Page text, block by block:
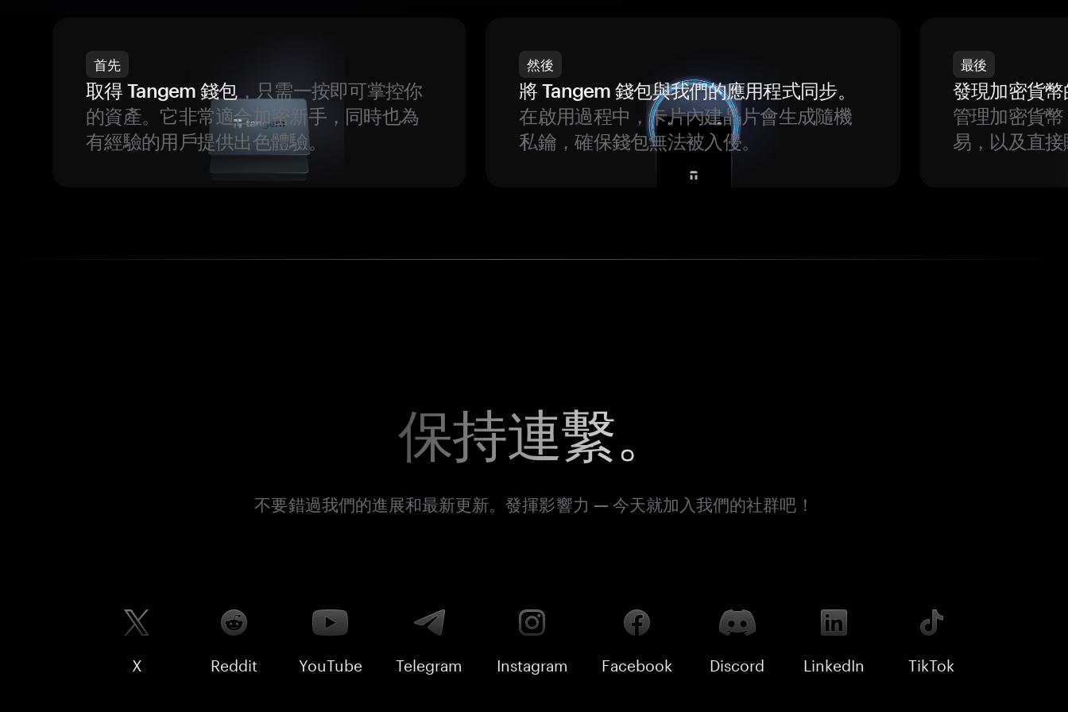
首先
取得 Tangem 錢包，只需一按即可掌控你
的資產。它非常適合加密新手，同時也為
有經驗的用戶提供出色體驗。
然後
將 Tangem 錢包與我們的應用程式同步。
在啟用過程中，卡片內建晶片會生成隨機
私鑰，確保錢包無法被入侵。
最後
發現加密貨
管理加密貨
易，以及直
保持連繫。
不要錯過我們的進展和最新更新。發揮影響力 — 今天就加入我們的社群吧！
X Reddit YouTube Telegram Instagram Facebook Discord LinkedIn TikTok